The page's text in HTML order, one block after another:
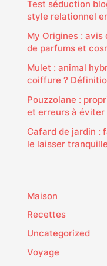
Test séduction
style relationnel
My Origines : avis
de parfums et
Mulet : animal
coiffure ?
Pouzzolane :
et erreurs à éviter
Cafard de jardin :
le laisser
Maison
Recettes
Uncategorized
Voyage